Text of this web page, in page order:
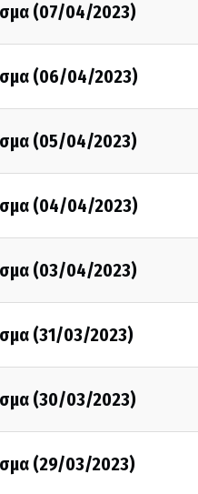
(07/04/2023)
(06/04/2023)
(05/04/2023)
(04/04/2023)
(03/04/2023)
(31/03/2023)
(30/03/2023)
(29/03/2023)